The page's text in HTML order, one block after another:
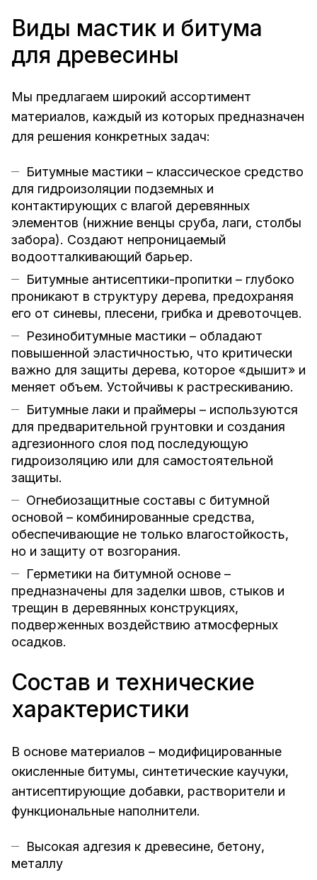
Виды мастик и битума
для древесины
Мы предлагаем широкий ассортимент
материалов, каждый из которых предназначен
для решения конкретных задач:
Битумные мастики – классическое средство
для гидроизоляции подземных и
контактирующих с влагой деревянных
элементов (нижние венцы сруба, лаги, столбы
забора). Создают непроницаемый
водоотталкивающий барьер.
Битумные антисептики-пропитки – глубоко
проникают в структуру дерева, предохраняя
его от синевы, плесени, грибка и древоточцев.
Резинобитумные мастики – обладают
повышенной эластичностью, что критически
важно для защиты дерева, которое «дышит» и
меняет объем. Устойчивы к растрескиванию.
Битумные лаки и праймеры – используются
для предварительной грунтовки и создания
адгезионного слоя под последующую
гидроизоляцию или для самостоятельной
защиты.
Огнебиозащитные составы с битумной
основой – комбинированные средства,
обеспечивающие не только влагостойкость,
но и защиту от возгорания.
Герметики на битумной основе –
предназначены для заделки швов, стыков и
трещин в деревянных конструкциях,
подверженных воздействию атмосферных
осадков.
Состав и технические
характеристики
В основе материалов – модифицированные
окисленные битумы, синтетические каучуки,
антисептирующие добавки, растворители и
функциональные наполнители.
Высокая адгезия к древесине, бетону,
металлу